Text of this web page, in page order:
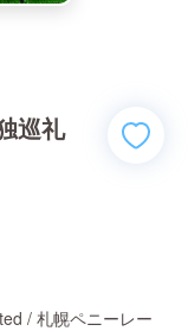
巡礼
/ 札幌ペニーレー